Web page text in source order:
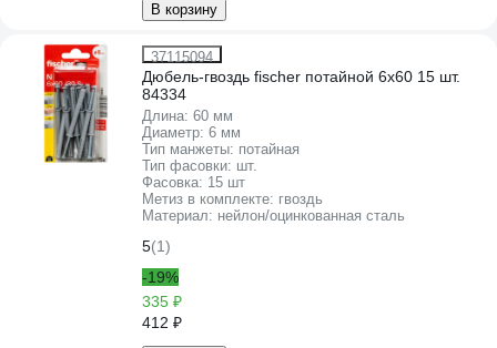
В корзину
37115094
Дюбель-гвоздь fischer потайной 6x60 15 шт.
84334
Длина: 60 мм
Диаметр: 6 мм
Тип манжеты: потайная
Тип фасовки: шт.
Фасовка: 15 шт
Метиз в комплекте: гвоздь
Материал: нейлон/оцинкованная сталь
5(1)
-19%
335 ₽
412 ₽